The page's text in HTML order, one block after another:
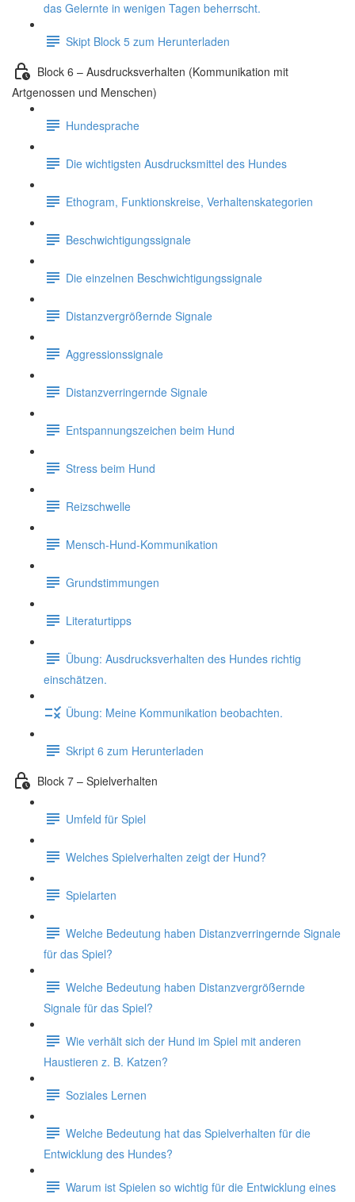
das Gelernte in wenigen Tagen beherrscht.
Skipt Block 5 zum Herunterladen
Block 6 – Ausdrucksverhalten (Kommunikation mit
Artgenossen und Menschen)
Hundesprache
Die wichtigsten Ausdrucksmittel des Hundes
Ethogram, Funktionskreise, Verhaltenskategorien
Beschwichtigungssignale
Die einzelnen Beschwichtigungssignale
Distanzvergrößernde Signale
Aggressionssignale
Distanzverringernde Signale
Entspannungszeichen beim Hund
Stress beim Hund
Reizschwelle
Mensch-Hund-Kommunikation
Grundstimmungen
Literaturtipps
Übung: Ausdrucksverhalten des Hundes richtig
einschätzen.
Übung: Meine Kommunikation beobachten.
Skript 6 zum Herunterladen
Block 7 – Spielverhalten
Umfeld für Spiel
Welches Spielverhalten zeigt der Hund?
Spielarten
Welche Bedeutung haben Distanzverringernde Signale
für das Spiel?
Welche Bedeutung haben Distanzvergrößernde
Signale für das Spiel?
Wie verhält sich der Hund im Spiel mit anderen
Haustieren z. B. Katzen?
Soziales Lernen
Welche Bedeutung hat das Spielverhalten für die
Entwicklung des Hundes?
Warum ist Spielen so wichtig für die Entwicklung eines